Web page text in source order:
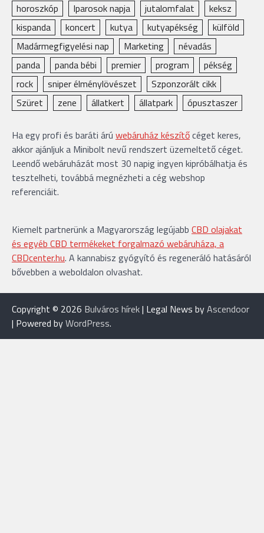
horoszkóp
Iparosok napja jutalomfalat
keksz
kispanda
koncert kutya kutyapékség
külföld
Madármegfigyelési nap
Marketing
névadás
panda
panda bébi premier program
pékség
rock
sniper élménylövészet
Szponzorált cikk
Szüret
zene állatkert állatpark ópusztaszer
Ha egy profi és baráti árú webáruház készítőcéget keres,
akkor ajánljuk a Minibolt nevű rendszert üzemeltető céget.
Leendő webáruházát most 30 napig ingyen kipróbálhatja és
tesztelheti, továbbá megnézheti a cég webshop
referenciáit.
Kiemelt partnerünk a Magyarország legújabb CBD olajakat
és egyéb CBD termékeket forgalmazó webáruháza, a
CBDcenter.hu. A kannabisz gyógyító és regeneráló hatásáról
bővebben a weboldalon olvashat.
Copyright © 2026 Bulváros hírek| Legal News byAscendoor
| Powered byWordPress.